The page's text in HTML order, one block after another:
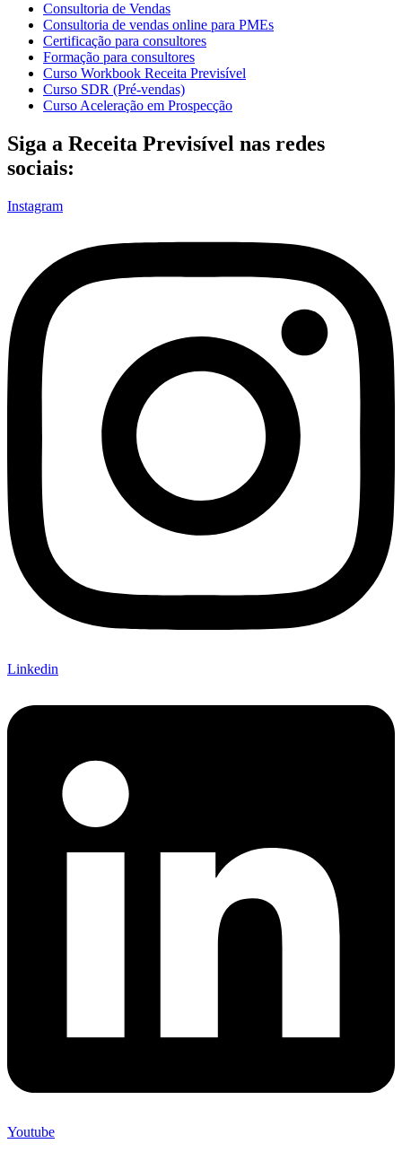
Consultoria de Vendas
Consultoria de vendas online para PMEs
Certificação para consultores
Formação para consultores
Curso Workbook Receita Previsível
Curso SDR (Pré-vendas)
Curso Aceleração em Prospecção
Siga a Receita Previsível nas redes
sociais:
Instagram
Linkedin
Youtube